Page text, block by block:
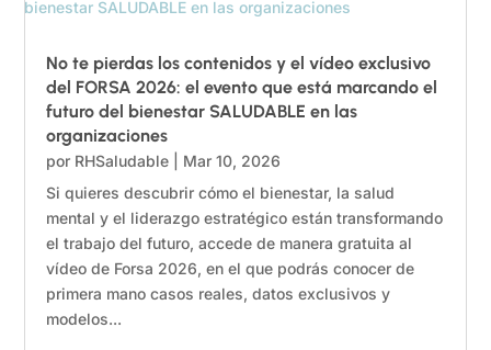
No te pierdas los contenidos y el vídeo exclusivo
del FORSA 2026: el evento que está marcando el
futuro del bienestar SALUDABLE en las
organizaciones
por RHSaludable
Mar 10, 2026
Si quieres descubrir cómo el bienestar, la salud
mental y el liderazgo estratégico están transformando
el trabajo del futuro, accede de manera gratuita al
vídeo de Forsa 2026, en el que podrás conocer de
primera mano casos reales, datos exclusivos y
modelos...